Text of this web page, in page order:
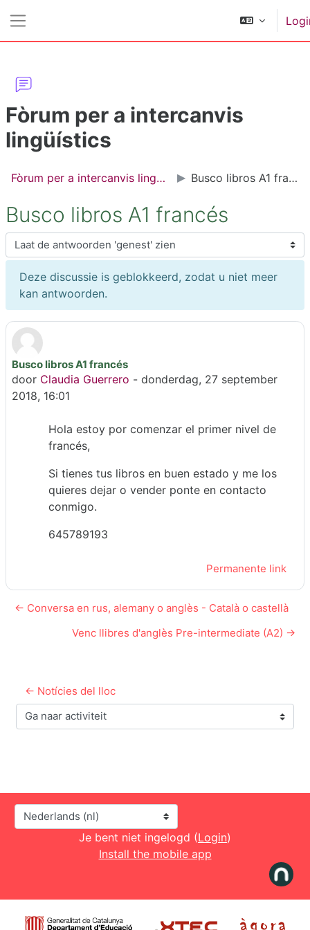
Fòrum per a intercanvis
lingüístics
Fòrum per a intercanvis lingüístics Busco libros A1 francés
Busco libros A1 francés
Toon modus
Deze discussie is geblokkeerd, zodat u niet meer
kan antwoorden.
Busco libros A1 francés
door Claudia Guerrero - donderdag, 27 september
2018, 16:01
Aantal antwoorden: 0
Hola estoy por comenzar el primer nivel de
francés,
Si tienes tus libros en buen estado y me los
quieres dejar o vender ponte en contacto
conmigo.
645789193
Permanente link
← Conversa en rus, alemany o anglès - Català o castellà
Venc llibres d'anglès Pre-intermediate (A2) →
← Notícies del lloc
Ga naar activiteit
Taal
Je bent niet ingelogd (Login)
Install the mobile app